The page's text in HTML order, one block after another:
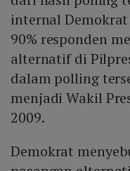
internal
90% responden
alternatif di
dalam polling
menjadi Wakil
2009.
Demokrat